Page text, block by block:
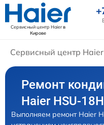
Сервисный центр Haierв
Кирове
Сервисный центр Haier
Ремонт
Haier HSU-
Выполняем ремонт Haier